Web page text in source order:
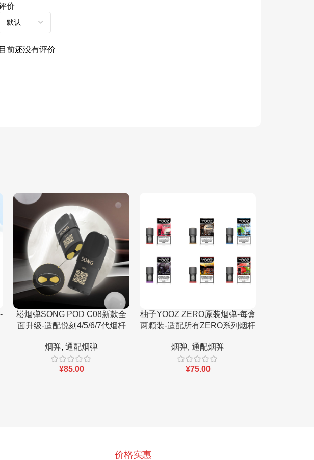
价
目前还没有评价
崧烟弹SONG POD C08新款全
面升级-适配悦刻4/5/6/7代烟杆
烟弹, 通配烟弹
¥85.00
柚子YOOZ ZERO原装烟弹-每盒
两颗装-适配所有ZERO系列烟杆
烟弹, 通配烟弹
¥75.00
价格实惠